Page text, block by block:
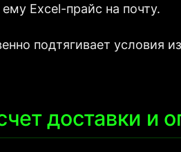
Excel-прайс на почту.
подтягивает условия
доставки и